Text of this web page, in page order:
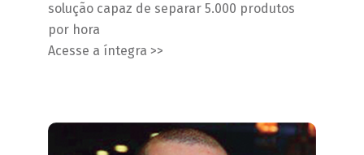
solução capaz de separar 5.000 produtos
por hora
Acesse a íntegra >>